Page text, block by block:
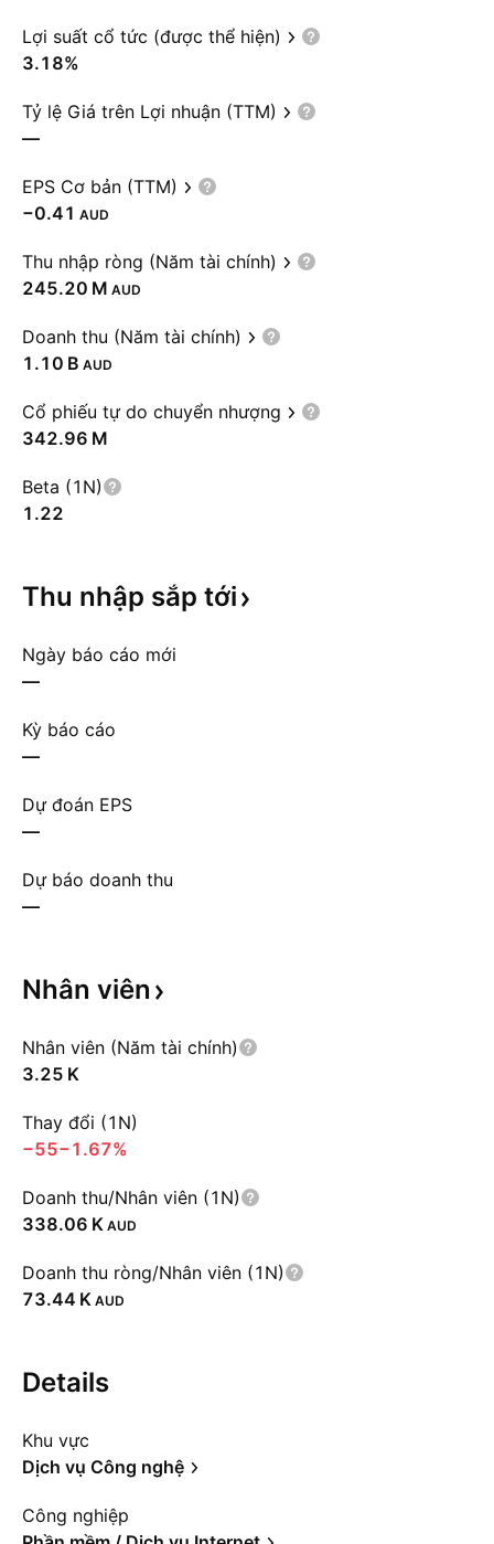
Lợi suất cổ tức (được thể hiện)
3.18%
Tỷ lệ Giá trên Lợi nhuận (TTM)
—
EPS Cơ bản (TTM)
−0.41 AUD
Thu nhập ròng (Năm tài chính)
‪245.20 M‬ AUD
Doanh thu (Năm tài chính)
‪1.10 B‬ AUD
Cổ phiếu tự do chuyển nhượng
‪342.96 M‬
Beta (1N)
1.22
Thu nhập sắp tới
Ngày báo cáo mới
—
Kỳ báo cáo
—
Dự đoán EPS
—
Dự báo doanh thu
—
Nhân viên
Nhân viên (Năm tài chính)
‪3.25 K‬
Thay đổi (1N)
−55−1.67%
Doanh thu/Nhân viên (1N)
‪338.06 K‬ AUD
Doanh thu ròng/Nhân viên (1N)
‪73.44 K‬ AUD
Details
Khu vực
Dịch vụ Công nghệ
Công nghiệp